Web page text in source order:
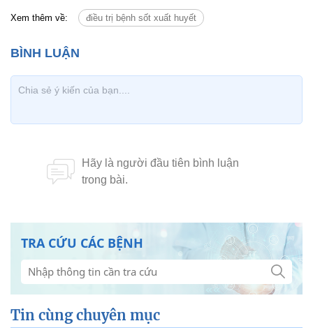
Xem thêm về: điều trị bệnh sốt xuất huyết
TRA CỨU CÁC BỆNH
Tin cùng chuyên mục